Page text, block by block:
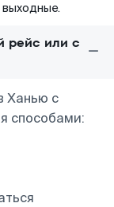
выходные.
рейс или с
Ханью с
способами: